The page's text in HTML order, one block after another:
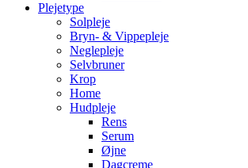
Plejetype
Solpleje
Bryn- & Vippepleje
Neglepleje
Selvbruner
Krop
Home
Hudpleje
Rens
Serum
Øjne
Dagcreme